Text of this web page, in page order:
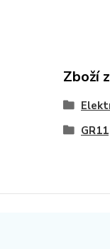
Zboží
GR11